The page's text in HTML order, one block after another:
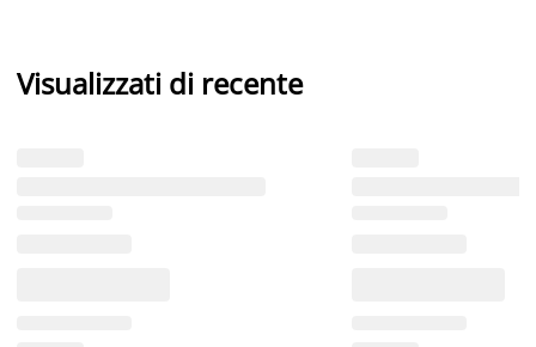
Visualizzati di recente